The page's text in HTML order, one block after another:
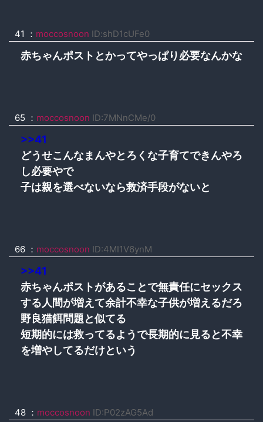
41 ： moccosnoon ID:shD1cUFe0
赤ちゃんポストとかってやっぱり必要なんかな
65 ： moccosnoon ID:7MNnCMe/0
>>41
どうせこんなまんやとろくな子育てできんやろ
し必要やで
子は親を選べないなら救済手段がないと
66 ： moccosnoon ID:4MI1V6ynM
>>41
赤ちゃんポストがあることで無責任にセックス
する人間が増えて余計不幸な子供が増えるだろ
野良猫餌問題と似てる
短期的には救ってるようで長期的に見ると不幸
を増やしてるだけという
48 ： moccosnoon ID:P02zAG5Ad